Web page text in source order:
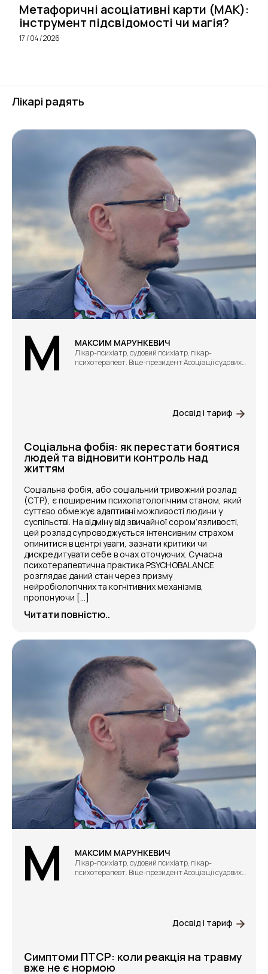
Метафоричні асоціативні карти (МАК):
інструмент підсвідомості чи магія?
17 / 04 / 2026
Лікарі радять
М МАКСИМ МАРУНКЕВИЧ
Лікар-психіатр, судовий психіатр, лікар-
психотерапевт. Віце-президент Асоціації судових
Досвід і тариф
Соціальна фобія: як перестати боятися
людей та відновити контроль над
життям
Соціальна фобія, або соціальний тривожний розлад
(СТР), є поширеним психопатологічним станом, який
суттєво обмежує адаптивні можливості людини у
суспільстві. На відміну від звичайної сором’язливості,
цей розлад супроводжується інтенсивним страхом
опинитися в центрі уваги, зазнати критики чи
дискредитувати себе в очах оточуючих. Сучасна
психотерапевтична практика PSYCHOBALANCE
розглядає даний стан через призму
нейробіологічних та когнітивних механізмів,
пропонуючи […]
Читати повністю..
М МАКСИМ МАРУНКЕВИЧ
Лікар-психіатр, судовий психіатр, лікар-
психотерапевт. Віце-президент Асоціації судових
Досвід і тариф
Симптоми ПТСР: коли реакція на травму
вже не є нормою